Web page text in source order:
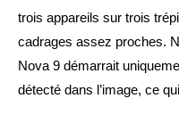
trois appareils sur trois
cadrages assez proches.
Nova 9 démarrait
détecté dans l’image, ce